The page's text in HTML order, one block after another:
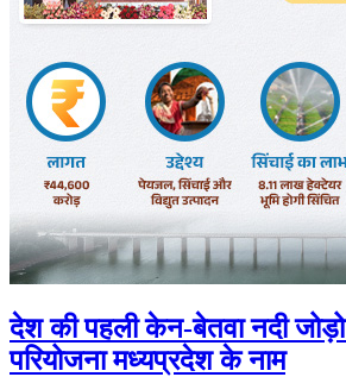
देश की पहली केन-बेतवा नदी जोड़ो
परियोजना मध्यप्रदेश के नाम